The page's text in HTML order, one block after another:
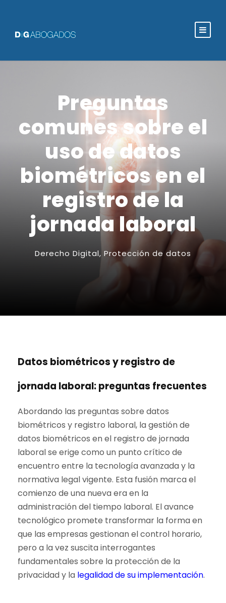
Preguntas
comunes sobre el
uso de datos
biométricos en el
registro de la
jornada laboral
Derecho Digital, Protección de datos
Datos biométricos y registro de
jornada laboral: preguntas frecuentes
Abordando las preguntas sobre datos
biométricos y registro laboral, la gestión de
datos biométricos en el registro de jornada
laboral se erige como un punto crítico de
encuentro entre la tecnología avanzada y la
normativa legal vigente. Esta fusión marca el
comienzo de una nueva era en la
administración del tiempo laboral. El avance
tecnológico promete transformar la forma en
que las empresas gestionan el control horario,
pero a la vez suscita interrogantes
fundamentales sobre la protección de la
privacidad y la legalidad de su implementación.